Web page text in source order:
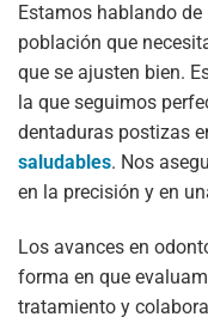
Estamos hablando
población que
que se ajusten bien.
la que seguimos
dentaduras postizas
saludables. Nos
en la precisión y en
Los avances en
forma en que
tratamiento y